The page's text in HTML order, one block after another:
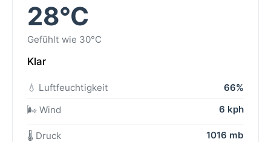
28°C
Gefühlt wie 30°C
Klar
💧 Luftfeuchtigkeit
66%
🌬️ Wind
6 kph
🌡️ Druck 1016 mb